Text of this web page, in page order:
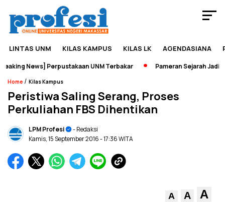
LINTAS UNM KILAS KAMPUS KILAS LK AGENDASIANA
News] Perpustakaan UNM Terbakar Pameran Sejarah Jadi
Home / Kilas Kampus
Peristiwa Saling Serang, Proses
Perkuliahan FBS Dihentikan
LPM Profesi
- Redaksi
Kamis, 15 September 2016- 17:36 WITA
A A A